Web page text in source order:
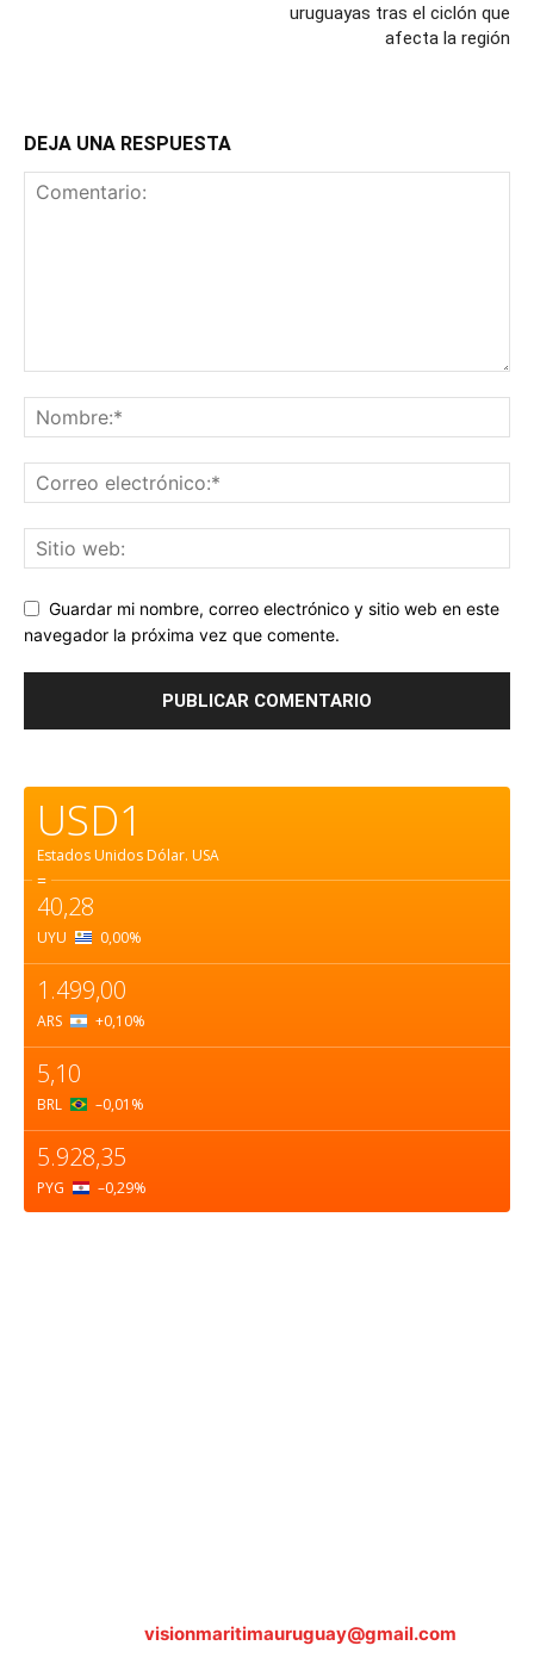
uruguayas tras el ciclón que
afecta la región
DEJA UNA RESPUESTA
Guardar mi nombre, correo electrónico y sitio web en este
navegador la próxima vez que comente.
USD1
Estados Unidos Dólar. USA
=
40,28
UYU 0,00%
1.499,00
ARS +0,10%
5,10
BRL –0,01 %
5.928,35
PYG –0,29%
visionmaritimauruguay@gmail.com